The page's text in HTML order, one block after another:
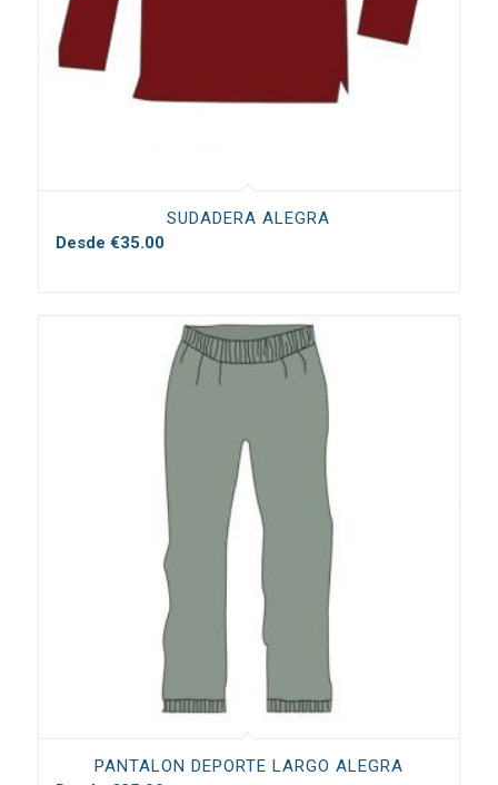
SUDADERA ALEGRA
Desde €35.00
PANTALON DEPORTE LARGO ALEGRA